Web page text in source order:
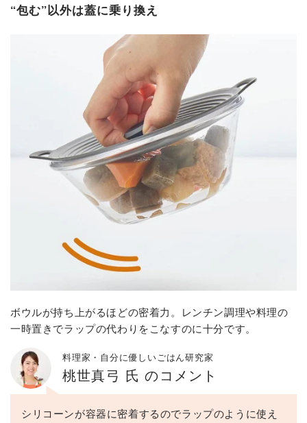
“包む”以外は蓋に乗り換え
ボウルが持ち上がるほどの密着力。レンチン調理や料理の
一時置きでラップの代わりをこなすのに十分です。
料理家・自分に優しいごはん研究家
桃世真弓 氏 のコメント
シリコーンが容器に密着するのでラップのように使え